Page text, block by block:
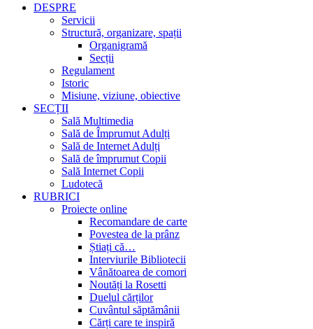
DESPRE
Servicii
Structură, organizare, spații
Organigramă
Secții
Regulament
Istoric
Misiune, viziune, obiective
SECȚII
Sală Multimedia
Sală de Împrumut Adulți
Sală de Internet Adulți
Sală de împrumut Copii
Sală Internet Copii
Ludotecă
RUBRICI
Proiecte online
Recomandare de carte
Povestea de la prânz
Știați că…
Interviurile Bibliotecii
Vânătoarea de comori
Noutăți la Rosetti
Duelul cărților
Cuvântul săptămânii
Cărți care te inspiră